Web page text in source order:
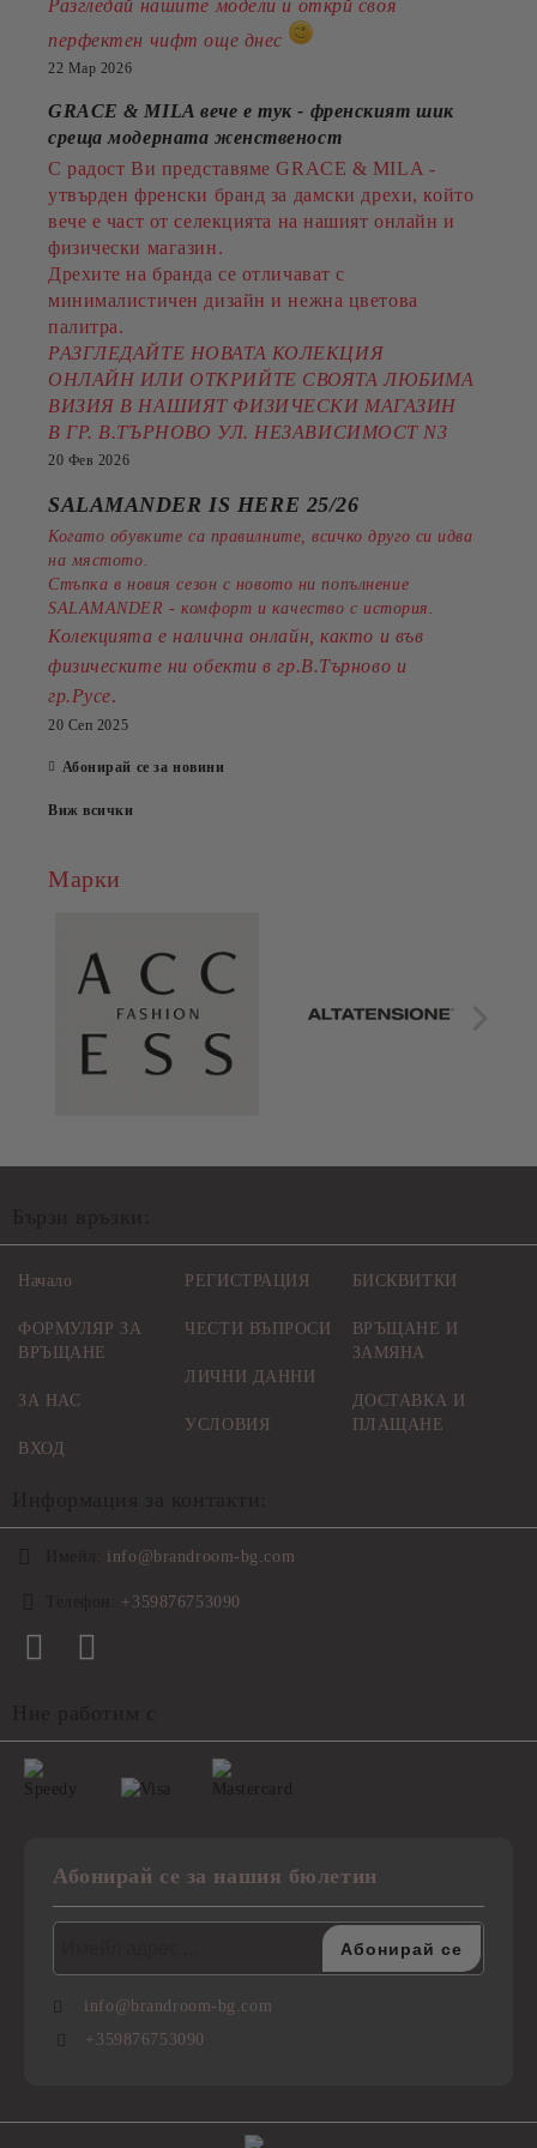
Разгледай нашите модели и открй своя
перфектен чифт още днес
22 Мар 2026
GRACE & MILA вече е тук - френският шик
среща модерната женственост
С радост Ви представяме GRACE & MILA -
утвърден френски бранд за дамски дрехи, който
вече е част от селекцията на нашият онлайн и
физически магазин.
Дрехите на бранда се отличават с
минималистичен дизайн и нежна цветова
палитра.
РАЗГЛЕДАЙТЕ НОВАТА КОЛЕКЦИЯ
ОНЛАЙН ИЛИ ОТКРИЙТЕ СВОЯТА ЛЮБИМА
ВИЗИЯ В НАШИЯТ ФИЗИЧЕСКИ МАГАЗИН
В ГР. В.ТЪРНОВО УЛ. НЕЗАВИСИМОСТ N3
20 Фев 2026
SALAMANDER IS HERE 25/26
Когато обувките са правилните, всичко друго си идва
на мястото.
Стъпка в новия сезон с новото ни попълнение
SALAMANDER - комфорт и качество с история.
Колекцията е налична онлайн, както и във
физическите ни обекти в гр.В.Търново и
гр.Русе.
20 Сеп 2025
Абонирай се за новини
Виж всички
Марки
Начало
ФОРМУЛЯР ЗА
ВРЪЩАНЕ
ЗА НАС
ВХОД
РЕГИСТРАЦИЯ
ЧЕСТИ ВЪПРОСИ
ЛИЧНИ ДАННИ
УСЛОВИЯ
БИСКВИТКИ
ВРЪЩАНЕ И
ЗАМЯНА
ДОСТАВКА И
ПЛАЩАНЕ
info@brandroom-bg.com
+359876753090
Абонирай се за нашия бюлетин
info@brandroom-bg.com
+359876753090